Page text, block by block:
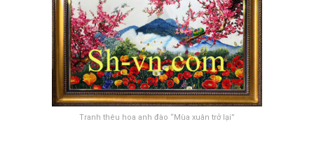
Tranh thêu hoa anh đào “Mùa xuân trở lại”